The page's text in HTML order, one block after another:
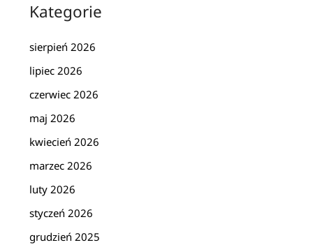
Kategorie
sierpień 2026
lipiec 2026
czerwiec 2026
maj 2026
kwiecień 2026
marzec 2026
luty 2026
styczeń 2026
grudzień 2025